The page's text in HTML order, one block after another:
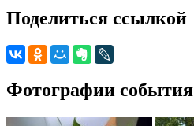
Поделиться ссылкой
Фотографии события